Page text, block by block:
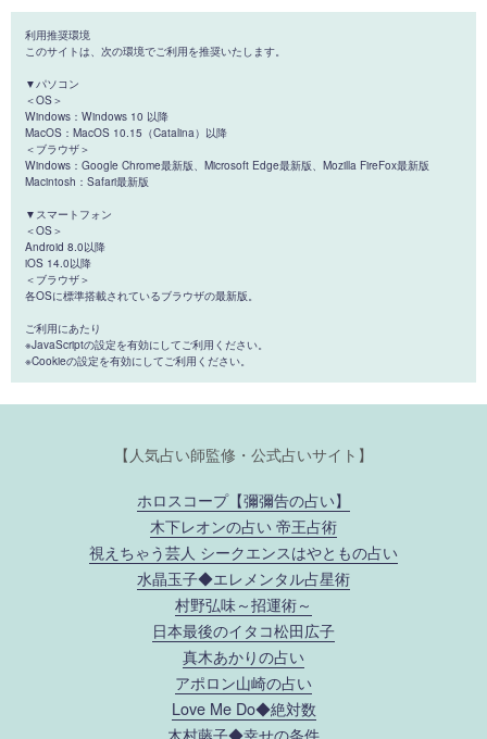
利用推奨環境
このサイトは、次の環境でご利用を推奨いたします。
▼パソコン
＜OS＞
Windows：Windows 10 以降
MacOS：MacOS 10.15（Catalina）以降
＜ブラウザ＞
Windows：Google Chrome最新版、Microsoft Edge最新版、Mozilla FireFox最新版
Macintosh：Safari最新版
▼スマートフォン
＜OS＞
Android 8.0以降
iOS 14.0以降
＜ブラウザ＞
各OSに標準搭載されているブラウザの最新版。
ご利用にあたり
※JavaScriptの設定を有効にしてご利用ください。
※Cookieの設定を有効にしてご利用ください。
【人気占い師監修・公式占いサイト】
ホロスコープ【彌彌告の占い】
木下レオンの占い 帝王占術
視えちゃう芸人 シークエンスはやともの占い
水晶玉子◆エレメンタル占星術
村野弘味～招運術～
日本最後のイタコ松田広子
真木あかりの占い
アポロン山崎の占い
Love Me Do◆絶対数
木村藤子◆幸せの条件